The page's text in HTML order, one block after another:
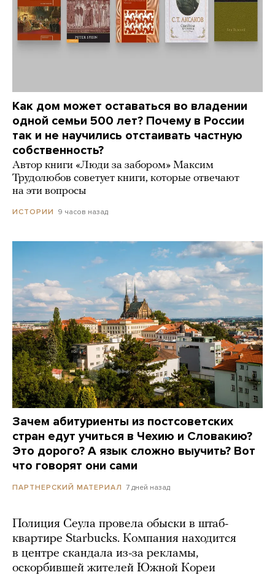
Как дом может оставаться во владении
одной семьи 500 лет? Почему в России
так и не научились отстаивать частную
собственность?
Автор книги «Люди за забором» Максим
Трудолюбов советует книги, которые отвечают
на эти вопросы
ИСТОРИИ 9 часов назад
Зачем абитуриенты из постсоветских
стран едут учиться в Чехию и Словакию?
Это дорого? А язык сложно выучить? Вот
что говорят они сами
ПАРТНЕРСКИЙ МАТЕРИАЛ 7 дней назад
Полиция Сеула провела обыски в штаб-
квартире Starbucks. Компания находится
в центре скандала из-за рекламы,
оскорбившей жителей Южной Кореи